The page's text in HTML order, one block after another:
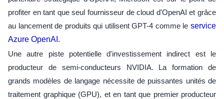
profiter en tant que seul fournisseur de cloud d'OpenAI et grâce
au lancement de produits qui utilisent GPT-4 comme le service
Azure OpenAI.
Une autre piste potentielle d'investissement indirect est le
producteur de semi-conducteurs NVIDIA. La formation de
grands modèles de langage nécessite de puissantes unités de
traitement graphique (GPU), et en tant que premier producteur